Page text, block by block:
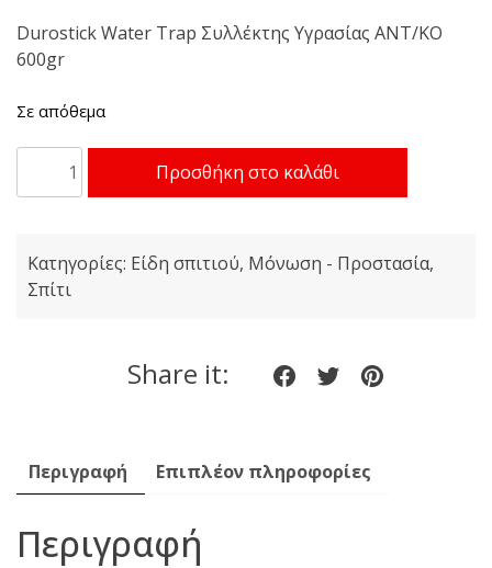
was: τιμή
Durostick Water Trap Συλλέκτης Υγρασίας ΑΝΤ/ΚΟ
600gr
Σε απόθεμα
Υγρασίας
ΑΝΤ/
Προσθήκη στο καλάθι
Κατηγορίες: Είδη σπιτιού, Μόνωση - Προστασία,
Σπίτι
Share it:
ShareShare
Περιγραφή Επιπλέον πληροφορίες
Περιγραφή